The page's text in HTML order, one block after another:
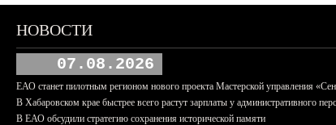
НОВОСТИ
07.08.2026
ЕАО станет пилотным регионом нового проекта Мастерской управления
В Хабаровском крае быстрее всего растут зарплаты у административного
В ЕАО обсудили стратегию сохранения исторической памяти